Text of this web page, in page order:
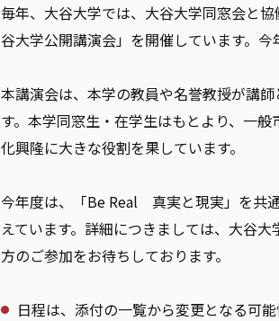
毎年、大谷大学では、大谷大学同窓会と
谷大学公開講演会」を開催しています。今
本講演会は、本学の教員や名誉教授が講
す。本学同窓生・在学生はもとより、一
化興隆に大きな役割を果しています。
今年度は、「Be Real 真実と現実」を共
えています。詳細につきましては、大谷
方のご参加をお待ちしております。
日程は、添付の一覧から変更となる可